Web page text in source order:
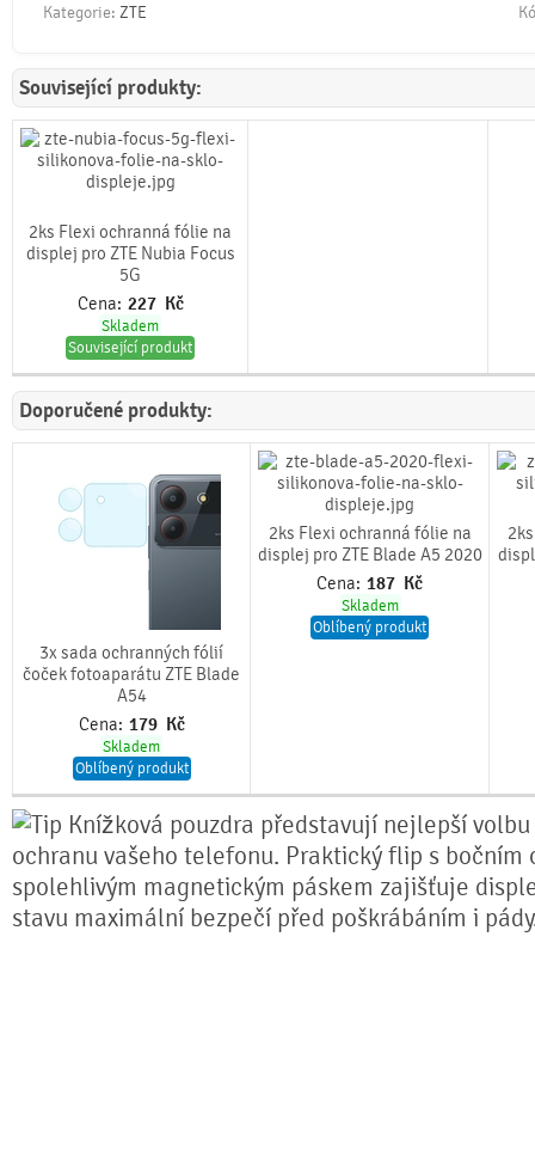
Kategorie: ZTE
Související produkty:
2ks Flexi ochranná fólie na
displej pro ZTE Nubia Focus
5G
Cena: 227 Kč
Skladem
Související produkt
Doporučené produkty:
3x sada ochranných fólií
čoček fotoaparátu ZTE Blade
A54
Cena: 179 Kč
Skladem
Oblíbený produkt
2ks Flexi ochranná fólie na
displej pro ZTE Blade A5 2020
Cena: 187 Kč
Skladem
Oblíbený produkt
Knížková pouzdra představují nejlepší
ochranu vašeho telefonu. Praktický flip s bočním
spolehlivým magnetickým páskem zajišťuje
stavu maximální bezpečí před poškrábáním i